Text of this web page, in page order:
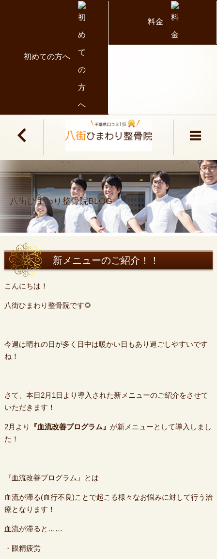
初めての方へ
料金
八街ひまわり整骨院BLOG
新メニューのご紹介！！
こんにちは！
八街ひまわり整骨院です🌻
今週は晴れの日が多く日中は暖かい日もあり過ごしやすいです
ね！
さて、本日2月1日より導入された新メニューのご紹介をさせて
いただきます！
2月より 『血流改善プログラム』 が新メニューとして導入しまし
た！
『血流改善プログラム』とは
血流が滞る(血行不良)ことで起こる様々なお悩みに対して行う治
療となります！
血流が滞ると……
・眼精疲労